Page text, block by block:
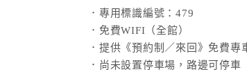
．專用標識編號：479
．免費WIFI（全館）
．提供《預約制／來回》免費專
．尚未設置停車場，路邊可停車